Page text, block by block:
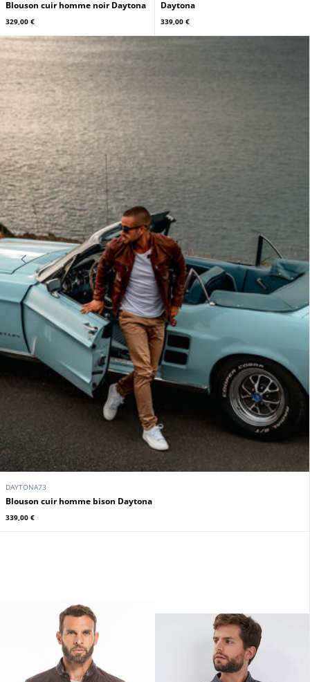
Blouson cuir homme noir Daytona
329,00 €
Daytona
339,00 €
DAYTONA73
blouson cuir homme bison Daytona
339,00 €